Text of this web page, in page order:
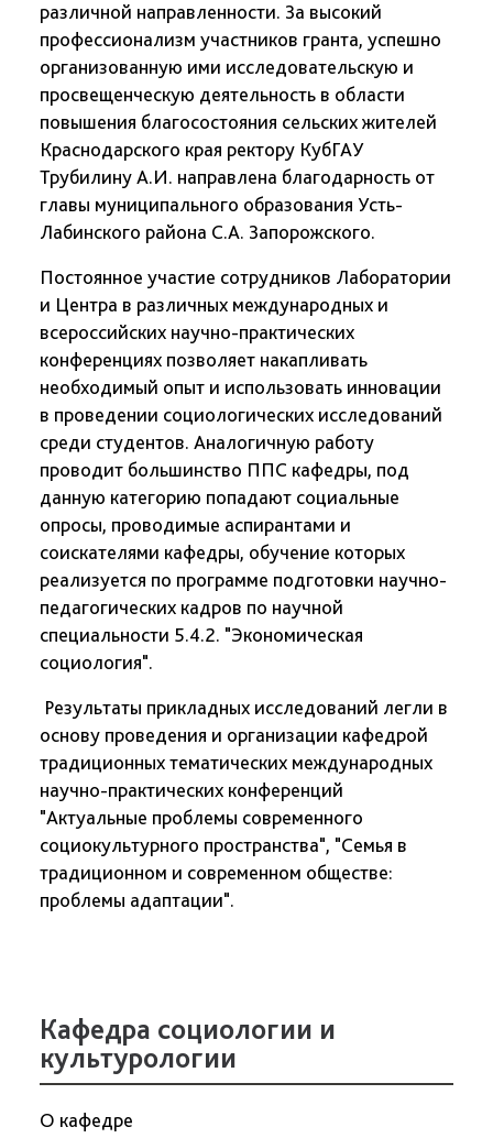
различной направленности. За высокий
профессионализм участников гранта, успешно
организованную ими исследовательскую и
просвещенческую деятельность в области
повышения благосостояния сельских жителей
Краснодарского края ректору КубГАУ
Трубилину А.И. направлена благодарность от
главы муниципального образования Усть-
Лабинского района С.А. Запорожского.
Постоянное участие сотрудников Лаборатории
и Центра в различных международных и
всероссийских научно-практических
конференциях позволяет накапливать
необходимый опыт и использовать инновации
в проведении социологических исследований
среди студентов. Аналогичную работу
проводит большинство ППС кафедры, под
данную категорию попадают социальные
опросы, проводимые аспирантами и
соискателями кафедры, обучение которых
реализуется по программе подготовки научно-
педагогических кадров по научной
специальности 5.4.2. "Экономическая
социология".
Результаты прикладных исследований легли в
основу проведения и организации кафедрой
традиционных тематических международных
научно-практических конференций
"Актуальные проблемы современного
социокультурного пространства", "Семья в
традиционном и современном обществе:
проблемы адаптации".
Кафедра социологии и
культурологии
О кафедре